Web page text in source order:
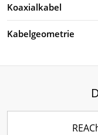
Koaxialkabel
Kabelgeometrie